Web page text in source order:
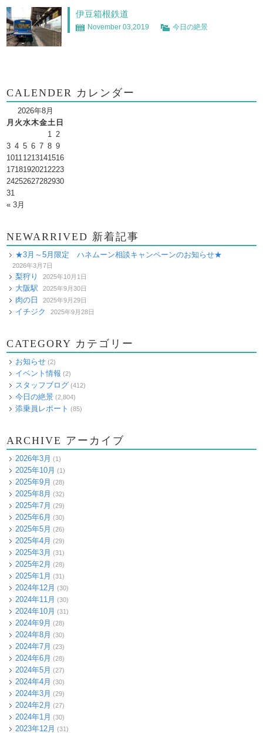
伊豆箱根鉄道
November 03,2019 今日の絶景
CALENDER カレンダー
2026年8月
月 火水木金土 日
1
2
3 4 5 6 7 8 9
1011 1213141516
1718192021 2223
24252627282930
31
« 3月
NEWARRIVED 新着記事
★3月～5月限定 ハネムーン相談キャンペーンのお知らせ★
2026年3月7日
梨狩り 2025年10月1日
大阪駅 2025年9月30日
肉の日 2025年9月29日
イチジク 2025年9月28日
CATEGORY カテゴリー
お知らせ (2)
イベント情報 (2)
スタッフブログ (412)
今日の絶景 (2,804)
添乗員レポート (85)
ARCHIVE アーカイブ
2026年3月 (1)
2025年10月 (1)
2025年9月 (28)
2025年8月 (32)
2025年7月 (29)
2025年6月 (30)
2025年5月 (26)
2025年4月 (29)
2025年3月 (31)
2025年2月 (28)
2025年1月 (31)
2024年12月 (30)
2024年11月 (30)
2024年10月 (31)
2024年9月 (28)
2024年8月 (30)
2024年7月 (23)
2024年6月 (28)
2024年5月 (27)
2024年4月 (30)
2024年3月 (29)
2024年2月 (27)
2024年1月 (30)
2023年12月 (31)